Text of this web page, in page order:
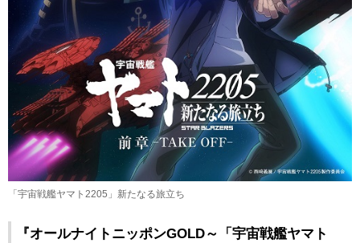
「宇宙戦艦ヤマト2205」新たなる旅立ち
『オールナイトニッポンGOLD～「宇宙戦艦ヤマト